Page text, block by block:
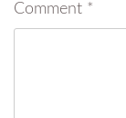
Comment *